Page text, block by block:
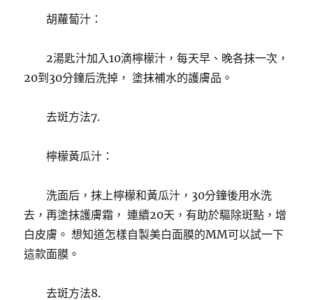
胡蘿蔔汁：
2湯匙汁加入10滴檸檬汁，每天早、晚各抹一次，
20到30分鐘后洗掉， 塗抹補水的護膚品。
去斑方法7.
檸檬黃瓜汁：
洗面后，抹上檸檬和黃瓜汁，30分鐘後用水洗
去，再塗抹護膚霜， 連續20天，有助於驅除斑點，增
白皮膚。 想知道怎樣自製美白面膜的MM可以試一下
這款面膜。
去斑方法8.